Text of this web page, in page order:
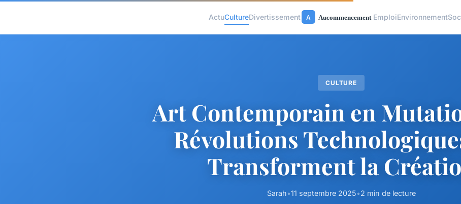
ActuCultureDivertissement EmploiEnvironnement
CULTURE
Art Contemporain en
Révolutions
Transforment la
Sarah•11 septembre 2025•2 min de lecture